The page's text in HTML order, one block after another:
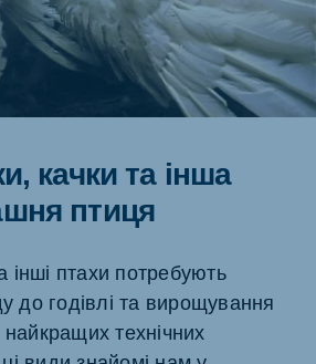
качки та інша
птиця
інші птахи потребують
до годівлі та вирощування
технічних